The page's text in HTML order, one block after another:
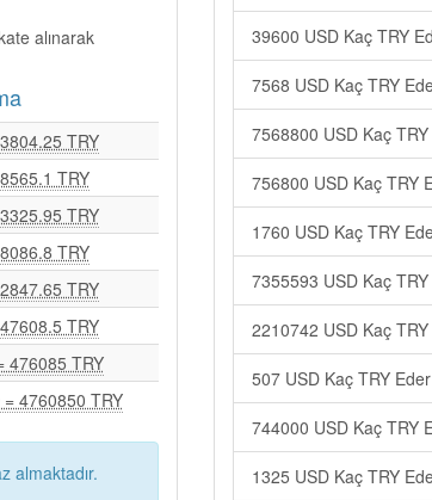
alınarak
TRY
TRY
TRY
TRY
TRY
TRY
476085 TRY
4760850 TRY
almaktadır.
39600 USD Kaç TRY
7568 USD Kaç TRY
7568800 USD Kaç
756800 USD Kaç TRY
1760 USD Kaç TRY
7355593 USD Kaç
2210742 USD Kaç
507 USD Kaç TRY Eder
744000 USD Kaç TRY
1325 USD Kaç TRY